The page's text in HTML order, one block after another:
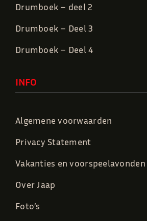
Drumboek – deel 2
Drumboek – Deel 3
Drumboek – Deel 4
INFO
Algemene voorwaarden
Privacy Statement
Vakanties en voorspeelavonden
Over Jaap
Foto’s